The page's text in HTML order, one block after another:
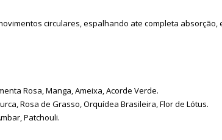
circulares, espalhando ate completa
Rosa, Manga, Ameixa, Acorde Verde.
Rosa de Grasso, Orquídea Brasileira, Flor de Lótus.
Patchouli.